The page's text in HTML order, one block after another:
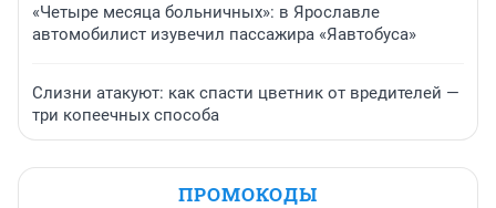
«Четыре месяца больничных»: в Ярославле
автомобилист изувечил пассажира «Яавтобуса»
Слизни атакуют: как спасти цветник от вредителей —
три копеечных способа
ПРОМОКОДЫ